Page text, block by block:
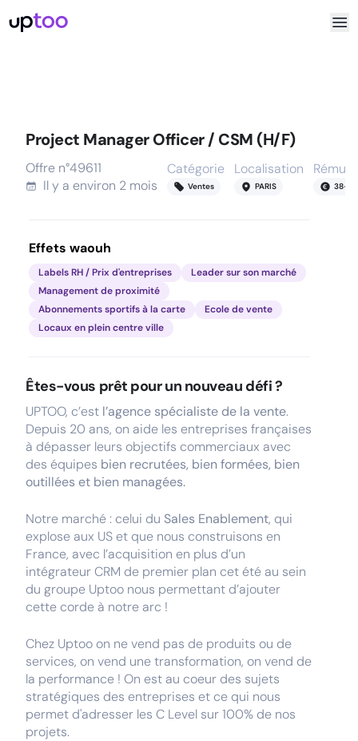
Project Manager Officer / CSM (H/F)
Offre n°49611
Il y a environ 2 mois
Catégorie
Ventes
Localisation
PARIS 38-
Effets waouh
Labels RH / Prix d'entreprises
Leader sur son marché
Management de proximité
Abonnements sportifs à la carte
Ecole de vente
Locaux en plein centre ville
Êtes-vous prêt pour un nouveau défi ?
UPTOO, c’est l’agence spécialiste de la vente.
Depuis 20 ans, on aide les entreprises françaises
à dépasser leurs objectifs commerciaux avec
des équipes bien recrutées, bien formées, bien
outillées et bien managées.
Notre marché : celui du Sales Enablement, qui
explose aux US et que nous construisons en
France, avec l’acquisition en plus d’un
intégrateur CRM de premier plan cet été au sein
du groupe Uptoo nous permettant d’ajouter
cette corde à notre arc !
Chez Uptoo on ne vend pas de produits ou de
services, on vend une transformation, on vend de
la performance ! On est au coeur des sujets
stratégiques des entreprises et ce qui nous
permet d'adresser les C Level sur 100% de nos
projets.